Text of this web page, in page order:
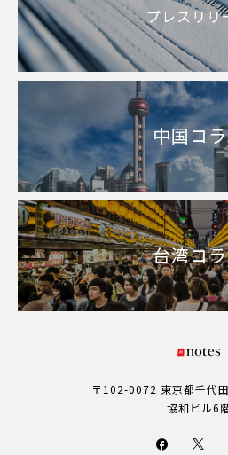
プレスリリ
中国コ
台湾コ
〒102-0072 東京都千代
協和ビル6